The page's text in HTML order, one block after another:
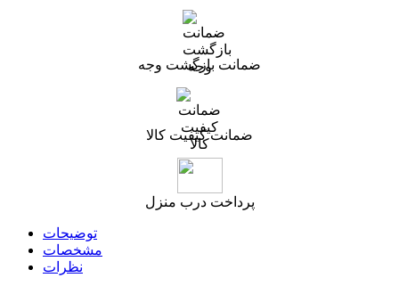
ضمانت بازگشت وجه
ضمانت کیفیت کالا
پرداخت درب منزل
توضیحات
مشخصات
نظرات